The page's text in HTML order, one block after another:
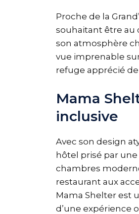
Proche de la
souhaitant être au
son atmosphère
vue imprenable
refuge apprécié
Mama
inclusive
Avec son design
hôtel prisé par
chambres
restaurant aux
Mama Shelter est
d’une expérience